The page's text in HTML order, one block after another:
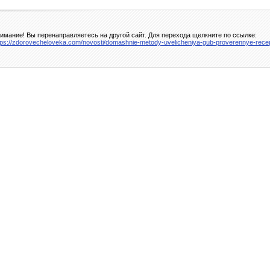
Вы перенаправляетесь на другой сайт. Для перехода щелкните по ссылке:
zdorovecheloveka.com/novosti/domashnie-metody-uvelicheniya-gub-proverennye-